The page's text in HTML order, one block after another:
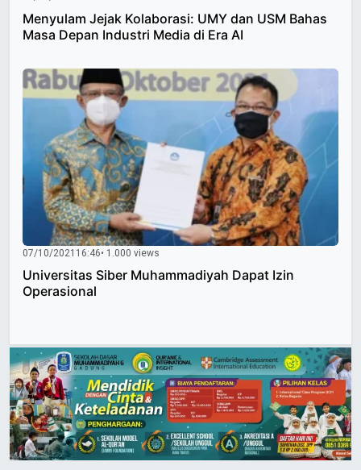
Menyulam Jejak Kolaborasi: UMY dan USM Bahas
Masa Depan Industri Media di Era AI
07/10/2021 16:46• 1.000 views
Universitas Siber Muhammadiyah Dapat Izin
Operasional